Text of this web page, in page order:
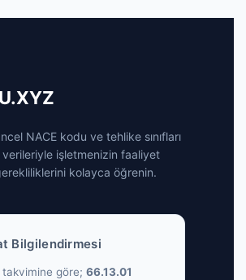
NACE kodu ve tehlike sınıfları
verileriyle işletmenizin faaliyet
kolayca öğrenin.
Bilgilendirmesi
takvimine göre; 66.13.01